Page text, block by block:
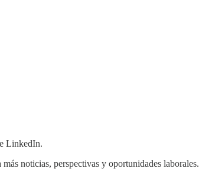
LinkedIn.
noticias, perspectivas y oportunidades laborales.